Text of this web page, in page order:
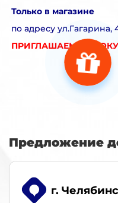
Только в магазине
по адресу ул.Гагарина,
ПРИГЛАШАЕМ ЗА
Предложение
г.